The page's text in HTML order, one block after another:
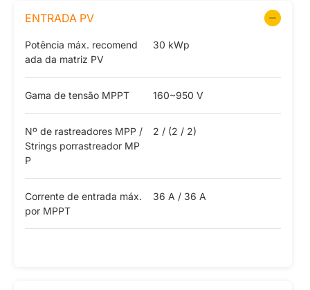
ENTRADA PV
Potência máx. recomend
ada da matriz PV
30 kWp
Gama de tensão MPPT 160~950 V
Nº de rastreadores MPP /
Strings porrastreador MP
P
2 / (2 / 2)
Corrente de entrada máx.
por MPPT
36 A / 36 A